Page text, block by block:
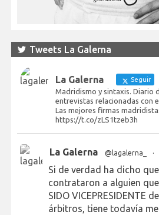
Tweets La Galerna
La Galerna Seguir
Madridismo y sintaxis. Diario
entrevistas relacionadas con
Las mejores firmas
https://t.co/zLS1tzeb3h
La Galerna @lagalerna_ ·
Si de verdad ha dicho que
contrataron a alguien
SIDO VICEPRESIDENTE
árbitros, tiene todavía